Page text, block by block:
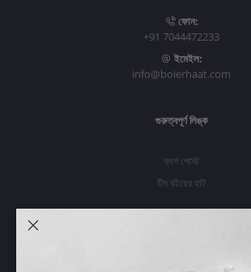
ফোন:
+91 7044472233
ইমেইল:
info@boierhaat.com
গুরুত্বপূর্ণ লিঙ্ক
ব্লগ পোস্ট
টিম বইয়ের হাট